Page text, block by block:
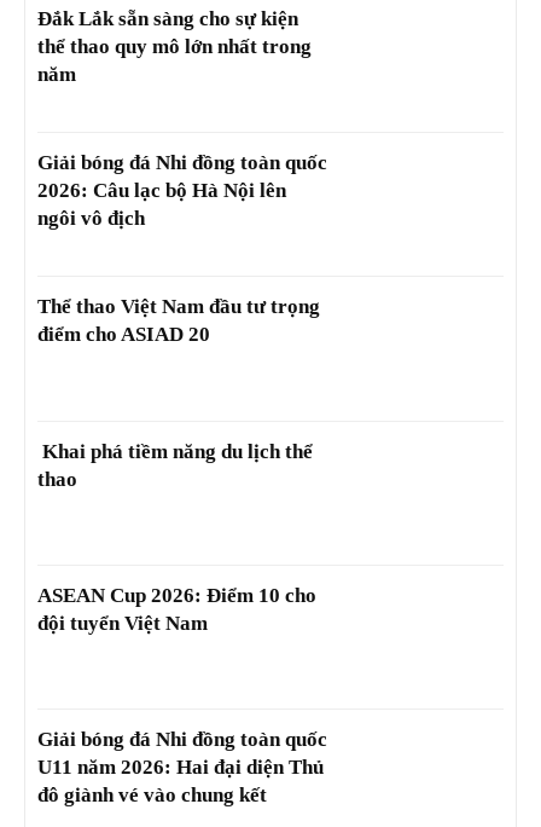
Đắk Lắk sẵn sàng cho sự kiện
thể thao quy mô lớn nhất trong
năm
Giải bóng đá Nhi đồng toàn quốc
2026: Câu lạc bộ Hà Nội lên
ngôi vô địch
Thể thao Việt Nam đầu tư trọng
điểm cho ASIAD 20
Khai phá tiềm năng du lịch thể
thao
ASEAN Cup 2026: Điểm 10 cho
đội tuyển Việt Nam
Giải bóng đá Nhi đồng toàn quốc
U11 năm 2026: Hai đại diện Thủ
đô giành vé vào chung kết